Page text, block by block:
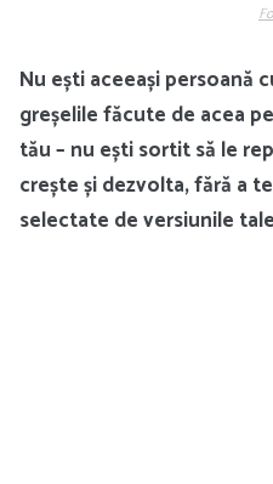
Nu ești aceeași persoană
greșelile făcute de acea
tău – nu ești sortit să le
crește și dezvolta, fără a
selectate de versiunile